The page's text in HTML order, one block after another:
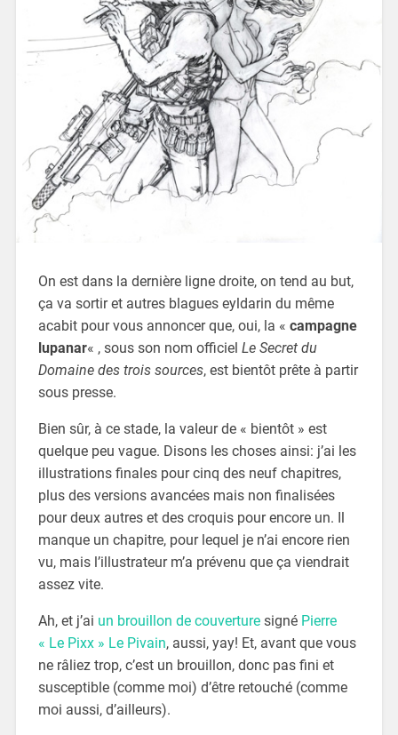
On est dans la dernière ligne droite, on tend au but,
ça va sortir et autres blagues eyldarin du même
acabit pour vous annoncer que, oui, la « campagne
lupanar« , sous son nom officiel Le Secret du
Domaine des trois sources, est bientôt prête à partir
sous presse.
Bien sûr, à ce stade, la valeur de « bientôt » est
quelque peu vague. Disons les choses ainsi: j’ai les
illustrations finales pour cinq des neuf chapitres,
plus des versions avancées mais non finalisées
pour deux autres et des croquis pour encore un. Il
manque un chapitre, pour lequel je n’ai encore rien
vu, mais l’illustrateur m’a prévenu que ça viendrait
assez vite.
Ah, et j’ai un brouillon de couverturesigné Pierre
« Le Pixx » Le Pivain, aussi, yay! Et, avant que vous
ne râliez trop, c’est un brouillon, donc pas fini et
susceptible (comme moi) d’être retouché (comme
moi aussi, d’ailleurs).